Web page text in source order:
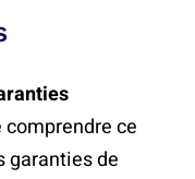
ce
garanties de